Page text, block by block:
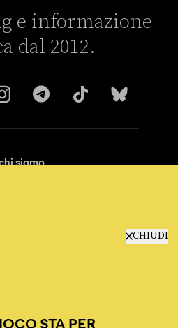
CHIUDI
STA PER
e informazione
dal 2012.
siamo